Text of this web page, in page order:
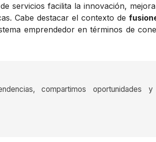
servicios facilita la innovación,
Cabe destacar el contexto de
emprendedor en términos de
compartimos oportunidades